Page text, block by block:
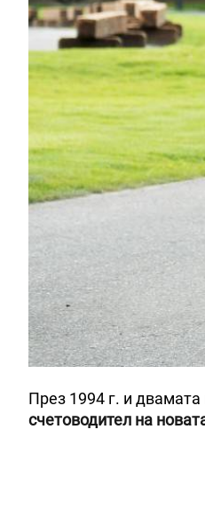
През 1994 г. и
счетоводител на